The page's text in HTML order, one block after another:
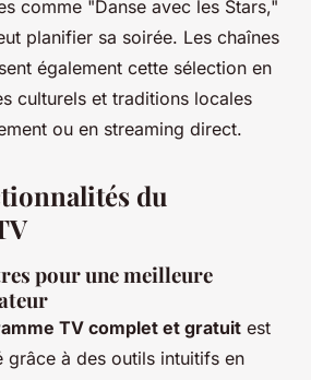
comme "Danse avec les Stars,"
planifier sa soirée. Les chaînes
également cette sélection en
culturels et traditions locales
ou en streaming direct.
du
pour une meilleure
TV complet et gratuit est
grâce à des outils intuitifs en